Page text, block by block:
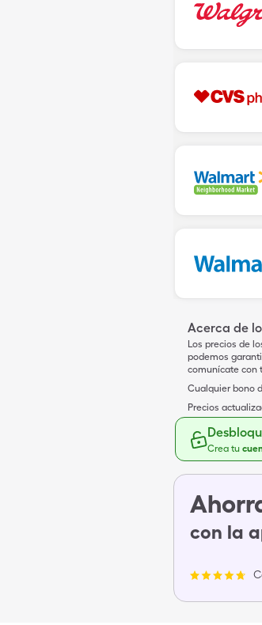
Acerca de
Los precios de
podemos
comunícate con
Cualquier bono
Precios
Crea tu
con la